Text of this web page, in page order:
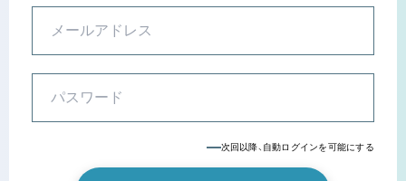
次回以降、自動ログインを可能にする